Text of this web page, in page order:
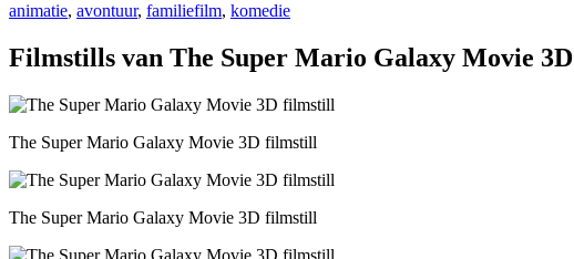
animatie, avontuur, familiefilm, komedie
Filmstills van The Super Mario Galaxy Movie 3D
The Super Mario Galaxy Movie 3D filmstill
The Super Mario Galaxy Movie 3D filmstill